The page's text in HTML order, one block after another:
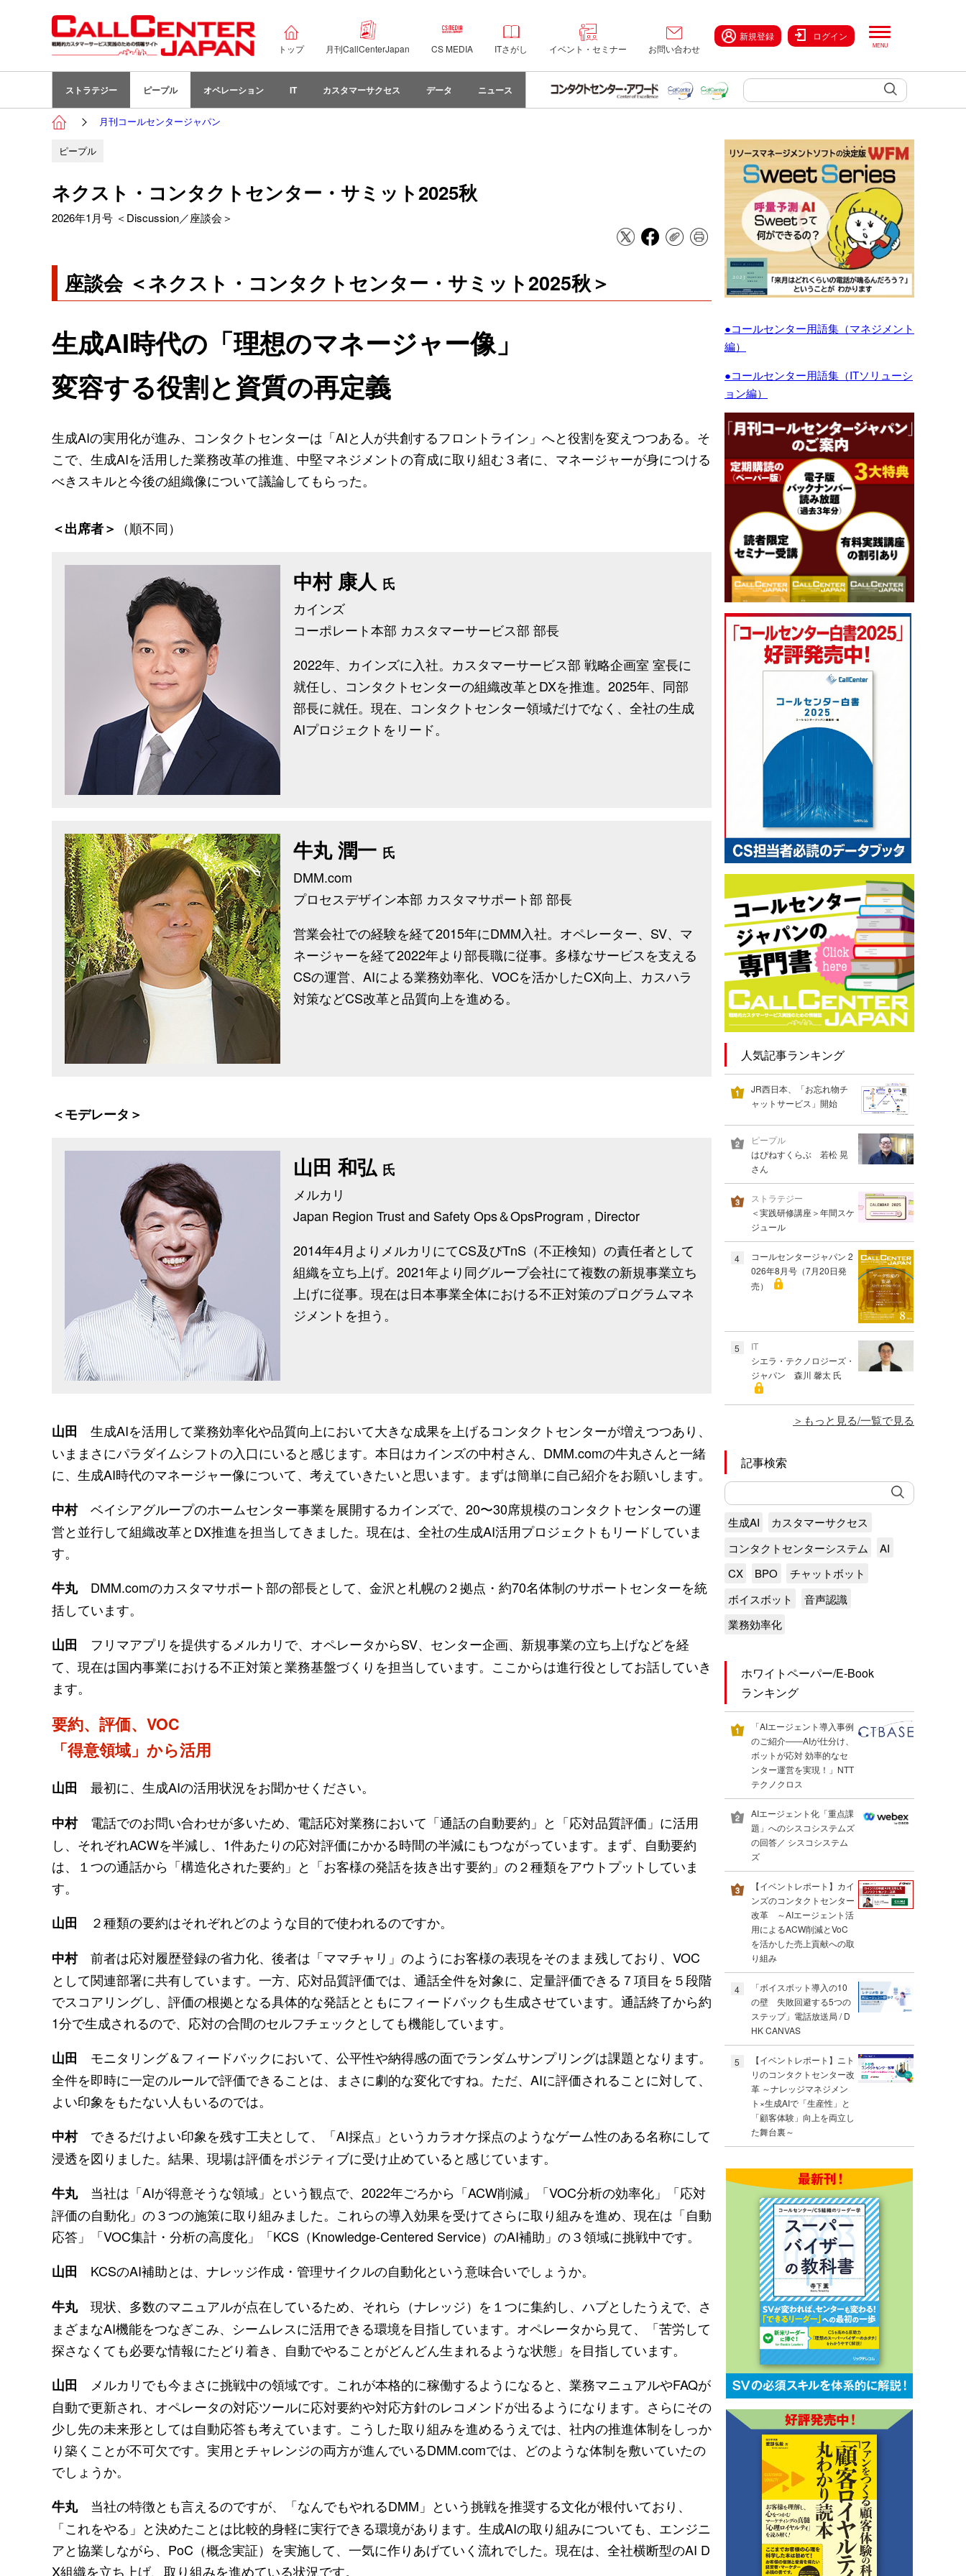
トップ 月刊CallCenterJapan CS MEDIA ITさがし イベント・セミナー お問い合わせ
新規登録 ログイン
ストラテジー ピープル オペレーション IT カスタマーサクセス データ ニュース
月刊コールセンタージャパン
ピープル
ネクスト・コンタクトセンター・サミット2025秋
2026年1月号 ＜Discussion／座談会＞
座談会 ＜ネクスト・コンタクトセンター・サミット2025秋＞
生成AI時代の「理想のマネージャー像」
変容する役割と資質の再定義
生成AIの実用化が進み、コンタクトセンターは「AIと人が共創するフロントライン」へと役割を変えつつある。そ
こで、生成AIを活用した業務改革の推進、中堅マネジメントの育成に取り組む３者に、マネージャーが身につける
べきスキルと今後の組織像について議論してもらった。
＜出席者＞ （順不同）
中村 康人 氏
カインズ
コーポレート本部 カスタマーサービス部 部長
2022年、カインズに入社。カスタマーサービス部 戦略企画室 室長に
就任し、コンタクトセンターの組織改革とDXを推進。2025年、同部
部長に就任。現在、コンタクトセンター領域だけでなく、全社の生成
AIプロジェクトをリード。
牛丸 潤一 氏
DMM.com
プロセスデザイン本部 カスタマサポート部 部長
営業会社での経験を経て2015年にDMM入社。オペレーター、SV、マ
ネージャーを経て2022年より部長職に従事。多様なサービスを支える
CSの運営、AIによる業務効率化、VOCを活かしたCX向上、カスハラ
対策などCS改革と品質向上を進める。
＜モデレータ＞
山田 和弘 氏
メルカリ
Japan Region Trust and Safety Ops＆OpsProgram , Director
2014年4月よりメルカリにてCS及びTnS（不正検知）の責任者として
組織を立ち上げ。2021年より同グループ会社にて複数の新規事業立ち
上げに従事。現在は日本事業全体における不正対策のプログラムマネ
ジメントを担う。
山田 生成AIを活用して業務効率化や品質向上において大きな成果を上げるコンタクトセンターが増えつつあり、
いままさにパラダイムシフトの入口にいると感じます。本日はカインズの中村さん、DMM.comの牛丸さんと一緒
に、生成AI時代のマネージャー像について、考えていきたいと思います。まずは簡単に自己紹介をお願いします。
中村ベイシアグループのホームセンター事業を展開するカインズで、20〜30席規模のコンタクトセンターの運
営と並行して組織改革とDX推進を担当してきました。現在は、全社の生成AI活用プロジェクトもリードしていま
す。
牛丸DMM.comのカスタマサポート部の部長として、金沢と札幌の２拠点・約70名体制のサポートセンターを統
括しています。
山田 フリマアプリを提供するメルカリで、オペレータからSV、センター企画、新規事業の立ち上げなどを経
て、現在は国内事業における不正対策と業務基盤づくりを担当しています。ここからは進行役としてお話していき
ます。
要約、評価、VOC
「得意領域」から活用
山田 最初に、生成AIの活用状況をお聞かせください。
中村電話でのお問い合わせが多いため、電話応対業務において「通話の自動要約」と「応対品質評価」に活用
し、それぞれACWを半減し、1件あたりの応対評価にかかる時間の半減にもつながっています。まず、自動要約
は、１つの通話から「構造化された要約」と「お客様の発話を抜き出す要約」の２種類をアウトプットしていま
す。
山田 ２種類の要約はそれぞれどのような目的で使われるのですか。
中村前者は応対履歴登録の省力化、後者は「ママチャリ」のようにお客様の表現をそのまま残しており、VOC
として関連部署に共有しています。一方、応対品質評価では、通話全件を対象に、定量評価できる７項目を５段階
でスコアリングし、評価の根拠となる具体的な発話とともにフィードバックも生成させています。通話終了から約
1分で生成されるので、応対の合間のセルフチェックとしても機能しています。
山田 モニタリング＆フィードバックにおいて、公平性や納得感の面でランダムサンプリングは課題となります。
全件を即時に一定のルールで評価できることは、まさに劇的な変化ですね。ただ、AIに評価されることに対して、
よい印象をもたない人もいるのでは。
中村できるだけよい印象を残す工夫として、「AI採点」というカラオケ採点のようなゲーム性のある名称にして
浸透を図りました。結果、現場は評価をポジティブに受け止めていると感じています。
牛丸当社は「AIが得意そうな領域」という観点で、2022年ごろから「ACW削減」「VOC分析の効率化」「応対
評価の自動化」の３つの施策に取り組みました。これらの導入効果を受けてさらに取り組みを進め、現在は「自動
応答」「VOC集計・分析の高度化」「KCS（Knowledge-Centered Service）のAI補助」の３領域に挑戦中です。
山田 KCSのAI補助とは、ナレッジ作成・管理サイクルの自動化という意味合いでしょうか。
牛丸現状、多数のマニュアルが点在しているため、それら（ナレッジ）を１つに集約し、ハブとしたうえで、さ
まざまなAI機能をつなぎこみ、シームレスに活用できる環境を目指しています。オペレータから見て、「苦労して
探さなくても必要な情報にたどり着き、自動でやることがどんどん生まれるような状態」を目指しています。
山田 メルカリでも今まさに挑戦中の領域です。これが本格的に稼働するようになると、業務マニュアルやFAQが
自動で更新され、オペレータの対応ツールに応対要約や対応方針のレコメンドが出るようになります。さらにその
少し先の未来形としては自動応答も考えています。こうした取り組みを進めるうえでは、社内の推進体制をしっか
り築くことが不可欠です。実用とチャレンジの両方が進んでいるDMM.comでは、どのような体制を敷いていたの
でしょうか。
牛丸当社の特徴とも言えるのですが、「なんでもやれるDMM」という挑戦を推奨する文化が根付いており、
「これをやる」と決めたことは比較的身軽に実行できる環境があります。生成AIの取り組みについても、エンジニ
アと協業しながら、PoC（概念実証）を実施して、一気に作りあげていく流れでした。現在は、全社横断型のAI D
X組織を立ち上げ、取り組みを進めている状況です。
●コールセンター用語集（マネジメント
編）
●コールセンター用語集（ITソリューシ
ョン編）
人気記事ランキング
JR西日本、「お忘れ物チ
ャットサービス」開始
ピープル
はぴねすくらぶ 若松 晃
さん
ストラテジー
＜実践研修講座＞年間スケ
ジュール
4
コールセンタージャパン 2
026年8月号（7月20日発
売）
5
IT
シエラ・テクノロジーズ・
ジャパン 森川 馨太 氏
もっと見る/一覧で見る
記事検索
生成AI
カスタマーサクセス
コンタクトセンターシステム
AI
CX
BPO
チャットボット
ボイスボット
音声認識
業務効率化
ホワイトペーパー/E-Book
ランキング
「AIエージェント導入事例
のご紹介――AIが仕分け、
ボットが応対 効率的なセ
ンター運営を実現！」NTT
テクノクロス
AIエージェント化「重点課
題」へのシスコシステムズ
の回答／ シスコシステム
ズ
【イベントレポート】カイ
ンズのコンタクトセンター
改革 ～AIエージェント活
用によるACW削減とVoC
を活かした売上貢献への取
り組み
4
「ボイスボット導入の10
の壁 失敗回避する5つの
ステップ」電話放送局 / D
HK CANVAS
5
【イベントレポート】ニト
リのコンタクトセンター改
革 ～ナレッジマネジメン
ト×生成AIで「生産性」と
「顧客体験」向上を両立し
た舞台裏～